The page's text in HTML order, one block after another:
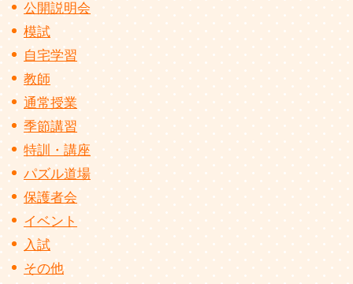
公開説明会
模試
自宅学習
教師
通常授業
季節講習
特訓・講座
パズル道場
保護者会
イベント
入試
その他